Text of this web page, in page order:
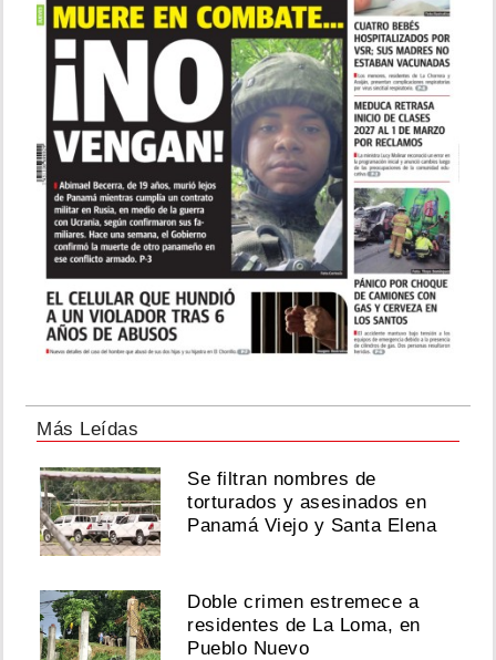
Más Leídas
Se filtran nombres de
torturados y asesinados en
Panamá Viejo y Santa Elena
Doble crimen estremece a
residentes de La Loma, en
Pueblo Nuevo